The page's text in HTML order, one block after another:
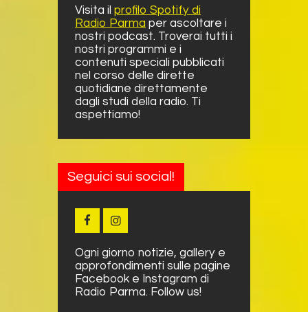
Visita il profilo Spotify di
Radio Parma per ascoltare i
nostri podcast. Troverai tutti i
nostri programmi e i
contenuti speciali pubblicati
nel corso delle dirette
quotidiane direttamente
dagli studi della radio. Ti
aspettiamo!
Seguici sui social!
Ogni giorno notizie, gallery e
approfondimenti sulle pagine
Facebook e Instagram di
Radio Parma. Follow us!